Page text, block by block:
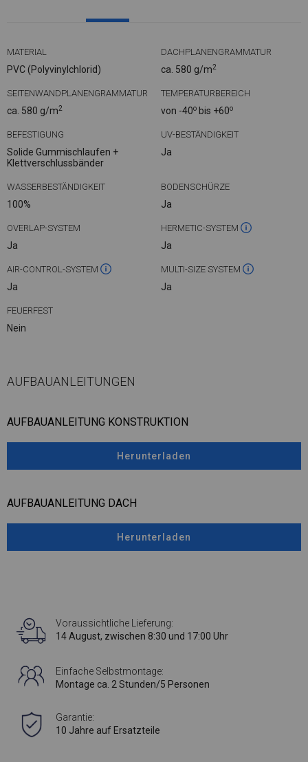
MATERIAL
PVC (Polyvinylchlorid)
DACHPLANENGRAMMATUR
ca. 580 g/m2
SEITENWANDPLANENGRAMMATUR
ca. 580 g/m2
TEMPERATURBEREICH
von -40o bis +60o
BEFESTIGUNG
Solide Gummischlaufen +
Klettverschlussbänder
UV-BESTÄNDIGKEIT
Ja
WASSERBESTÄNDIGKEIT
100%
BODENSCHÜRZE
Ja
OVERLAP-SYSTEM
Ja
HERMETIC-SYSTEM
Ja
AIR-CONTROL-SYSTEM
Ja
MULTI-SIZE SYSTEM
Ja
FEUERFEST
Nein
AUFBAUANLEITUNGEN
AUFBAUANLEITUNG KONSTRUKTION
Herunterladen
AUFBAUANLEITUNG DACH
Herunterladen
Voraussichtliche Lieferung:
14 August, zwischen 8:30 und 17:00 Uhr
Einfache Selbstmontage:
Montage ca. 2 Stunden/5 Personen
Garantie:
10 Jahre auf Ersatzteile